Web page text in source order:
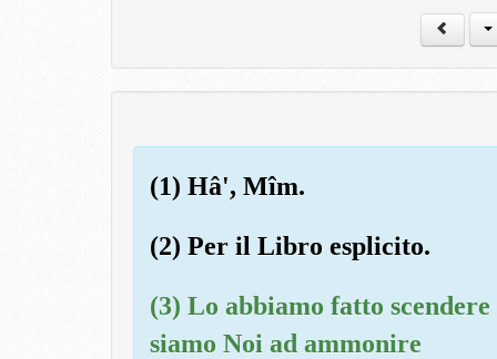
(1) Hâ', Mîm.
(2) Per il Libro esplicito.
(3) Lo abbiamo fatto
siamo Noi ad ammonire 